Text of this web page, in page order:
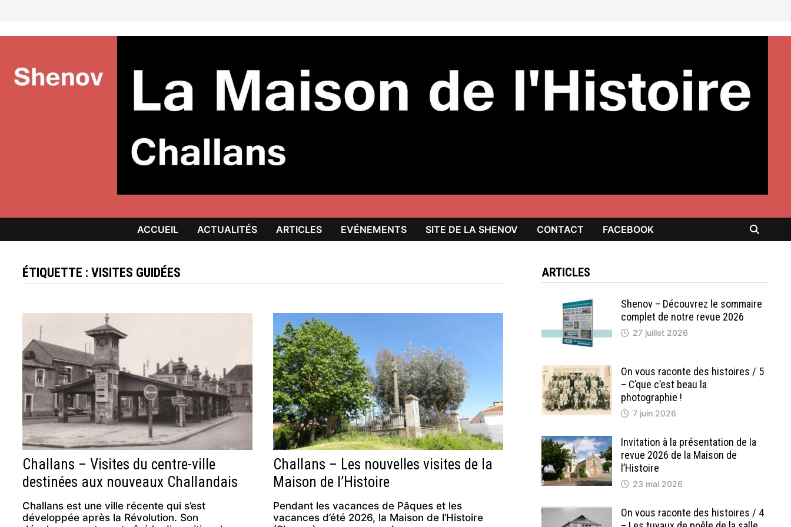
ACCUEIL ACTUALITÉS ARTICLES EVÉNEMENTS SITE DE LA SHENOV CONTACT FACEBOOK
ÉTIQUETTE :VISITES GUIDÉES
Challans – Visites du centre-ville
destinées aux nouveaux Challandais
Challans est une ville récente qui s’est
développée après la Révolution. Son
Challans – Les nouvelles visites de la
Maison de l’Histoire
Pendant les vacances de Pâques et les
vacances d’été 2026, la Maison de l’Histoire
ARTICLES
Shenov – Découvrez le sommaire
complet de notre revue 2026
27 juillet 2026
On vous raconte des histoires / 5
– C’que c’est beau la
photographie !
7 juin 2026
Invitation à la présentation de la
revue 2026 de la Maison de
l’Histoire
23 mai 2026
On vous raconte des histoires / 4